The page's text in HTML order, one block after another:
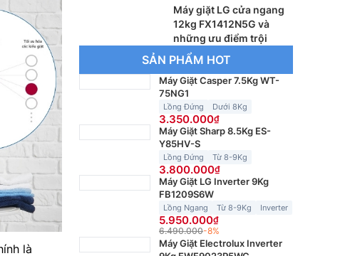
là
Máy giặt LG cửa ngang
12kg FX1412N5G và
những ưu điểm trội
SẢN PHẨM HOT
Máy Giặt Casper 7.5Kg WT-
75NG1
Lồng Đứng Dưới 8Kg
3.350.000
Máy Giặt Sharp 8.5Kg ES-
Y85HV-S
Lồng Đứng Từ 8-9Kg
3.800.000
Máy Giặt LG Inverter 9Kg
FB1209S6W
Lồng Ngang Từ 8-9Kg Inverter
5.950.000
6.490.000-8%
Máy Giặt Electrolux Inverter